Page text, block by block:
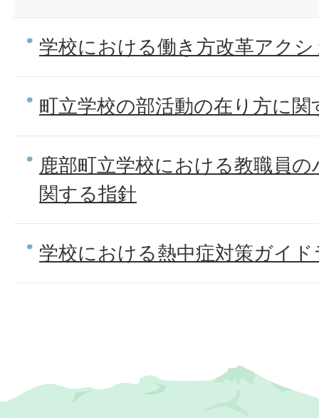
学校における働き方改革アク
町立学校の部活動の在り方に関
鹿部町立学校における教職員
関する指針
学校における熱中症対策ガイ